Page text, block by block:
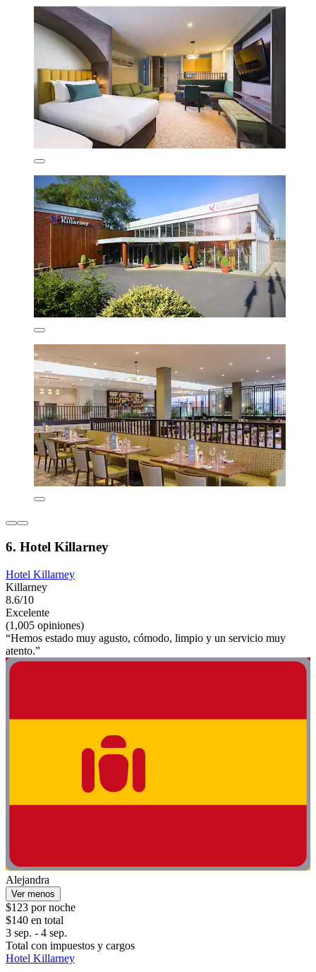
6. Hotel Killarney
Hotel Killarney
Killarney
8.6/10
Excelente
(1,005 opiniones)
“Hemos estado muy agusto, cómodo, limpio y un servicio muy
atento.”
Alejandra
Ver menos
$123 por noche
$140 en total
3 sep. - 4 sep.
Total con impuestos y cargos
Hotel Killarney